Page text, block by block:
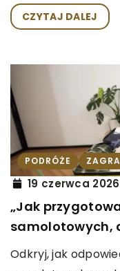
CZYTAJ DALEJ
PODRÓŻE
19 czerwca 2026
„Jak
samolotowych,
Odkryj, jak